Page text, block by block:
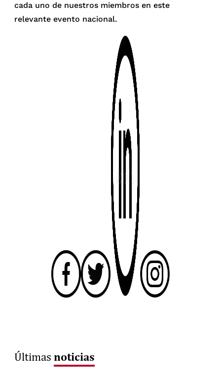
cada uno de nuestros miembros en este
relevante evento nacional.
Últimasnoticias